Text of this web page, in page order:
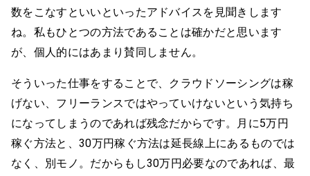
数をこなすといいといったアドバイスを見聞きします
ね。私もひとつの方法であることは確かだと思います
が、個人的にはあまり賛同しません。
そういった仕事をすることで、クラウドソーシングは稼
げない、フリーランスではやっていけないという気持ち
になってしまうのであれば残念だからです。月に5万円
稼ぐ方法と、30万円稼ぐ方法は延長線上にあるものでは
なく、別モノ。だからもし30万円必要なのであれば、最